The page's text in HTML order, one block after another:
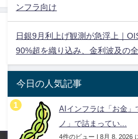
ンフラ向け
日銀9月利上げ観測が急浮上｜
90%超を織り込み、金利波及の
今日の人気記事
AIインフラは「お金」
ノ」で詰まってい...
4件のビュー | 8月 8, 2026